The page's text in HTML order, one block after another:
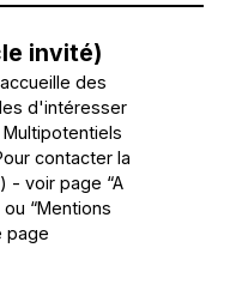
invité)
des
d'intéresser
contacter la
- voir page “A
“Mentions
page